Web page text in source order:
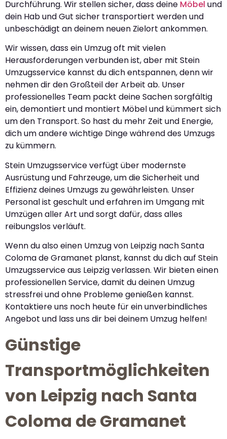
Durchführung. Wir stellen sicher, dass deine Möbel und
dein Hab und Gut sicher transportiert werden und
unbeschädigt an deinem neuen Zielort ankommen.
Wir wissen, dass ein Umzug oft mit vielen
Herausforderungen verbunden ist, aber mit Stein
Umzugsservice kannst du dich entspannen, denn wir
nehmen dir den Großteil der Arbeit ab. Unser
professionelles Team packt deine Sachen sorgfältig
ein, demontiert und montiert Möbel und kümmert sich
um den Transport. So hast du mehr Zeit und Energie,
dich um andere wichtige Dinge während des Umzugs
zu kümmern.
Stein Umzugsservice verfügt über modernste
Ausrüstung und Fahrzeuge, um die Sicherheit und
Effizienz deines Umzugs zu gewährleisten. Unser
Personal ist geschult und erfahren im Umgang mit
Umzügen aller Art und sorgt dafür, dass alles
reibungslos verläuft.
Wenn du also einen Umzug von Leipzig nach Santa
Coloma de Gramanet planst, kannst du dich auf Stein
Umzugsservice aus Leipzig verlassen. Wir bieten einen
professionellen Service, damit du deinen Umzug
stressfrei und ohne Probleme genießen kannst.
Kontaktiere uns noch heute für ein unverbindliches
Angebot und lass uns dir bei deinem Umzug helfen!
Günstige
Transportmöglichkeiten
von Leipzig nach Santa
Coloma de Gramanet